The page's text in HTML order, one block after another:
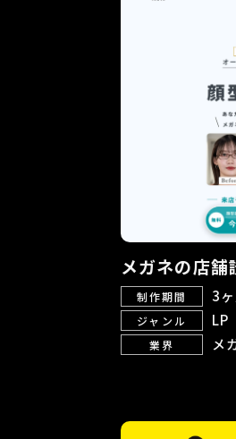
メガネの店舗
制作期間 3
ジャンル LP
業界 メ